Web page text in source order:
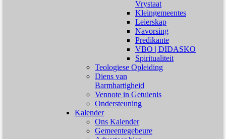
Vrystaat
Kleingemeentes
Leierskap
Navorsing
Predikante
VBO | DIDASKO
Spiritualiteit
Teologiese Opleiding
Diens van
Barmhartigheid
Vennote in Getuienis
Ondersteuning
Kalender
Ons Kalender
Gemeentegebeure